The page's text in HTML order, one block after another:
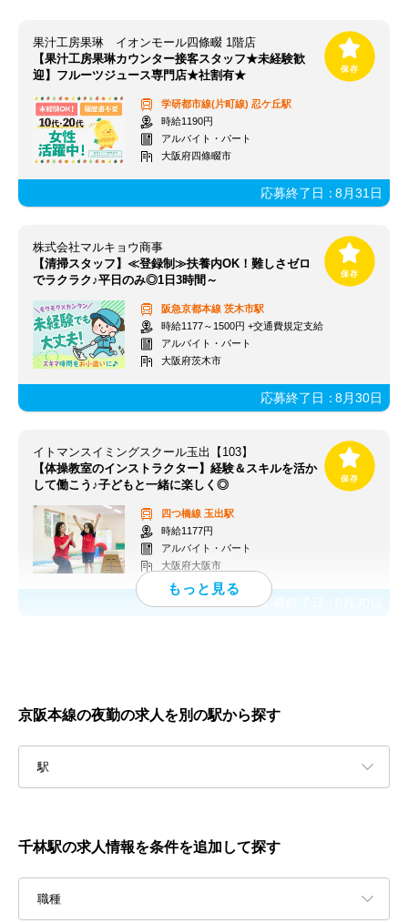
果汁工房果琳 イオンモール四條畷 1階店
【果汁工房果琳カウンター接客スタッフ★未経験歓
迎】フルーツジュース専門店★社割有★
学研都市線(片町線) 忍ケ丘駅
時給1190円
アルバイト・パート
大阪府四條畷市
応募終了日：8月31日
株式会社マルキョウ商事
【清掃スタッフ】≪登録制≫扶養内OK！難しさゼロ
でラクラク♪平日のみ◎1日3時間～
阪急京都本線 茨木市駅
時給1177～1500円 +交通費規定支給
アルバイト・パート
大阪府茨木市
応募終了日：8月30日
イトマンスイミングスクール玉出【103】
【体操教室のインストラクター】経験＆スキルを活か
して働こう♪子どもと一緒に楽しく◎
四つ橋線 玉出駅
時給1177円
アルバイト・パート
大阪府大阪市
応募終了日：
京阪本線の夜勤の求人を別の駅から探す
駅
千林駅の求人情報を条件を追加して探す
職種